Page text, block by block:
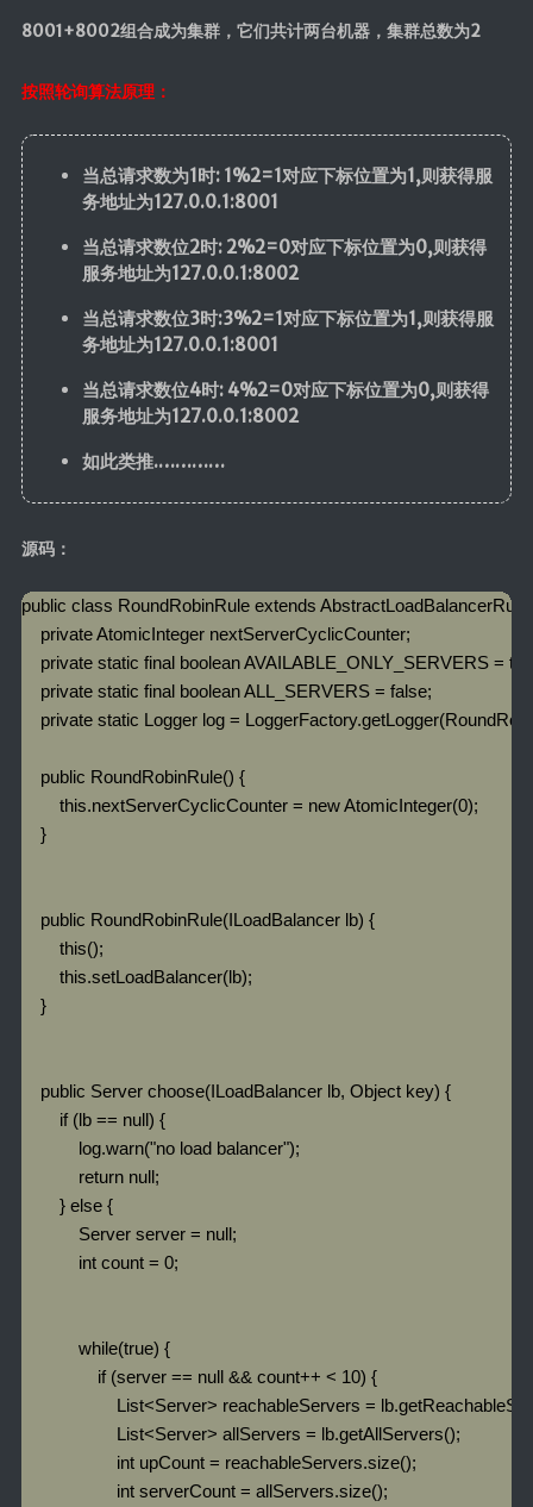
8001+8002组合成为集群，它们共计两台机器，集群总数为2
按照轮询算法原理：
当总请求数为1时: 1%2=1对应下标位置为1,则获得服
务地址为127.0.0.1:8001
当总请求数位2时: 2%2=0对应下标位置为0,则获得
服务地址为127.0.0.1:8002
当总请求数位3时:3%2=1对应下标位置为1,则获得服
务地址为127.0.0.1:8001
当总请求数位4时: 4%2=0对应下标位置为0,则获得
服务地址为127.0.0.1:8002
如此类推.…………
源码：
public class RoundRobinRule extends AbstractLoadBalancerRule
    private AtomicInteger nextServerCyclicCounter;
private static final boolean AVAILABLE_ONLY_SERVERS =
    private static final boolean ALL_SERVERS = false;
private static Logger log =
    public RoundRobinRule() {
        this.nextServerCyclicCounter = new AtomicInteger(0);
    }
    public RoundRobinRule(ILoadBalancer lb) {
        this();
        this.setLoadBalancer(lb);
    }
    public Server choose(ILoadBalancer lb, Object key) {
        if (lb == null) {
            log.warn("no load balancer");
            return null;
        } else {
            Server server = null;
            int count = 0;
            while(true) {
                if (server == null && count++ < 10) {
List<Server> reachableServers =
                    List<Server> allServers = lb.getAllServers();
                    int upCount = reachableServers.size();
                    int serverCount = allServers.size();